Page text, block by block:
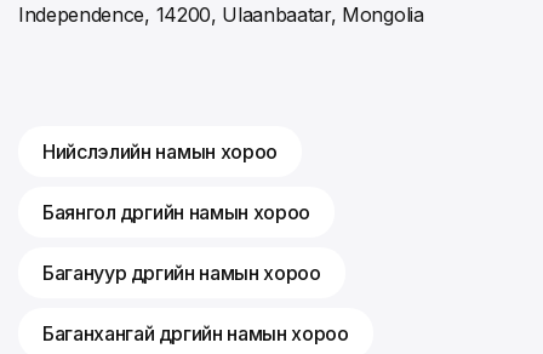
Independence, 14200, Ulaanbaatar, Mongolia
Нийслэлийн намын хороо
Баянгол дүүргийн намын хороо
Багануур дүүргийн намын хороо
Баганхангай дүүргийн намын хороо